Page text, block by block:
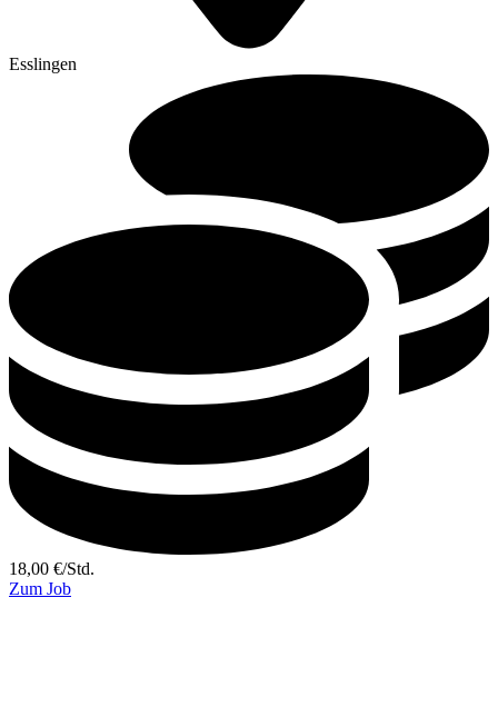
Esslingen
18,00 €/Std.
Zum Job